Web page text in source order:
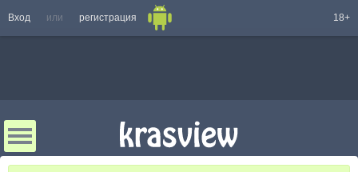
Вход или регистрация 18+